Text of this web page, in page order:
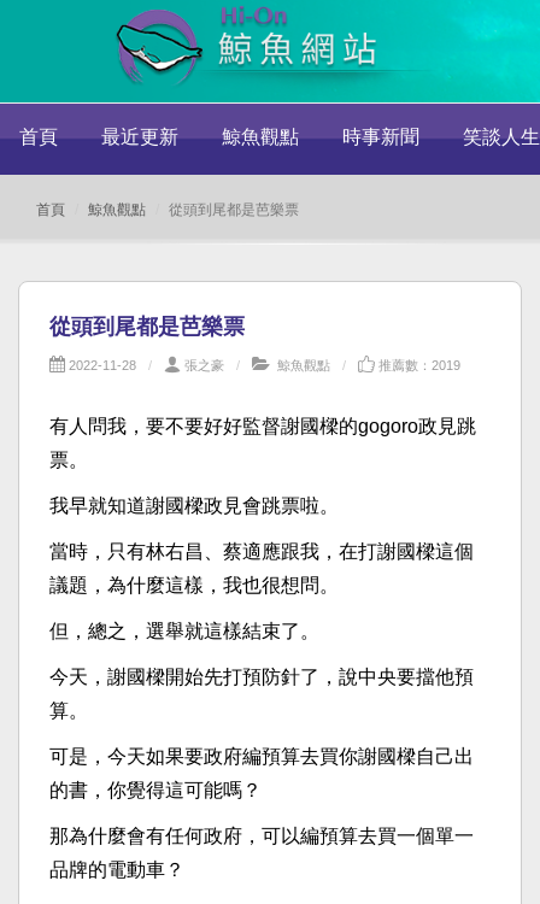
首頁 最近更新 鯨魚觀點 時事新聞 笑談人生
首頁 鯨魚觀點 從頭到尾都是芭樂票
從頭到尾都是芭樂票
2022-11-28 張之豪 鯨魚觀點 推薦數：2019
有人問我，要不要好好監督謝國樑的gogoro政見跳
票。
我早就知道謝國樑政見會跳票啦。
當時，只有林右昌、蔡適應跟我，在打謝國樑這個
議題，為什麼這樣，我也很想問。
但，總之，選舉就這樣結束了。
今天，謝國樑開始先打預防針了，說中央要擋他預
算。
可是，今天如果要政府編預算去買你謝國樑自己出
的書，你覺得這可能嗎？
那為什麼會有任何政府，可以編預算去買一個單一
品牌的電動車？